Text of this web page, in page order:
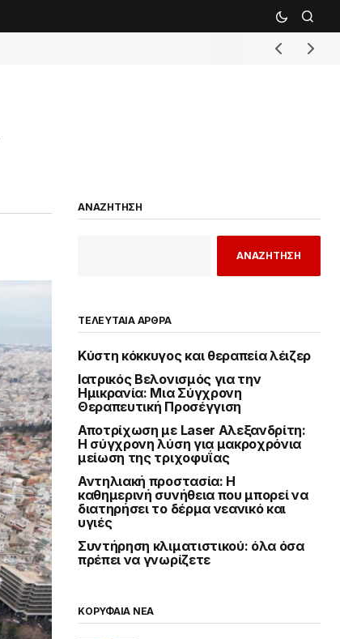
ΑΝΑΖΗΤΗΣΗ
ΑΝΑΖΗΤΗΣΗ
ΤΕΛΕΥΤΑΙΑ ΑΡΘΡΑ
Κύστη κόκκυγος και θεραπεία λέιζερ
Ιατρικός Βελονισμός για την
Ημικρανία: Μια Σύγχρονη
Θεραπευτική Προσέγγιση
Αποτρίχωση με Laser Αλεξανδρίτη:
Η σύγχρονη λύση για μακροχρόνια
μείωση της τριχοφυΐας
Αντηλιακή προστασία: Η
καθημερινή συνήθεια που μπορεί να
διατηρήσει το δέρμα νεανικό και
υγιές
Συντήρηση κλιματιστικού: όλα όσα
πρέπει να γνωρίζετε
ΚΟΡΥΦΑΙΑ ΝΕΑ